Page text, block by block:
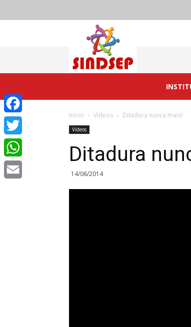
Caucaia
Início Vídeos Ditadura nunca mais!
Vídeos
Ditadura
14/06/2014
Facebook
Twitter
WhatsApp